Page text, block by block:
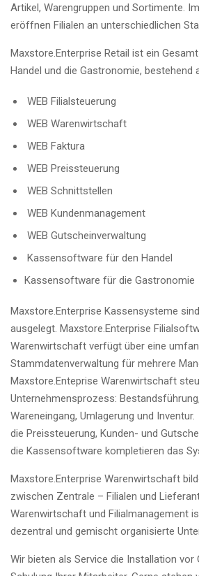
Artikel, Warengruppen und Sortimente.
eröffnen Filialen an unterschiedlichen
Maxstore.Enterprise Retail ist ein
Handel und die Gastronomie, bestehend
WEB Filialsteuerung
WEB Warenwirtschaft
WEB Faktura
WEB Preissteuerung
WEB Schnittstellen
WEB Kundenmanagement
WEB Gutscheinverwaltung
Kassensoftware für den Handel
Kassensoftware für die Gastronomie
Maxstore.Enterprise Kassensysteme
ausgelegt. Maxstore.Enterprise
Warenwirtschaft verfügt über eine
Stammdatenverwaltung für mehrere
Maxstore.Enteprise Warenwirtschaft
Unternehmensprozess:
Wareneingang, Umlagerung und
die Preissteuerung, Kunden- und
die Kassensoftware kompletieren das
Maxstore.Enterprise Warenwirtschaft
zwischen Zentrale – Filialen und
Warenwirtschaft und Filialmanagement
dezentral und gemischt organisierte
Wir bieten als Service die Installation vor